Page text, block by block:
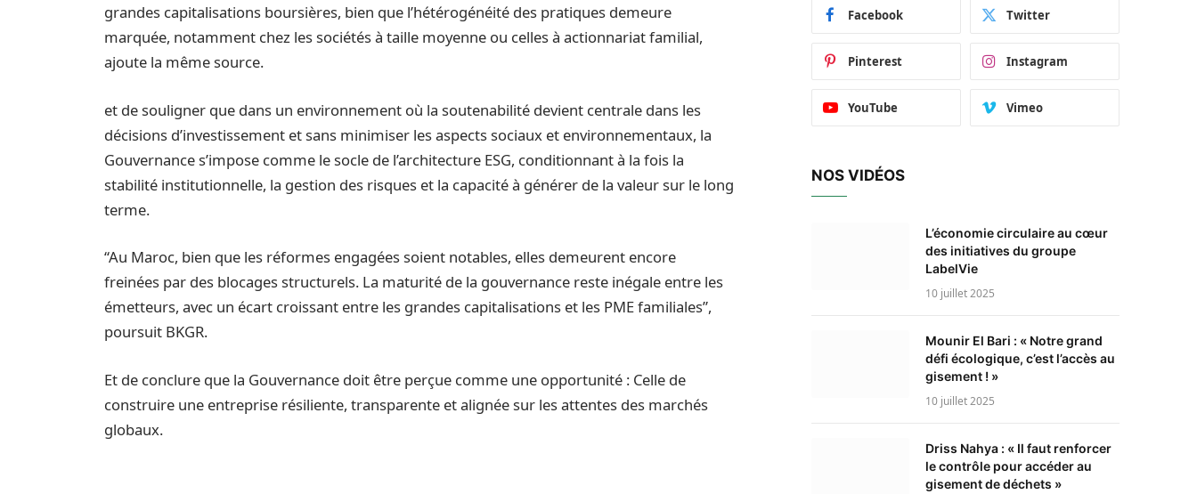
grandes capitalisations boursières, bien que l’hétérogénéité des pratiques demeure
marquée, notamment chez les sociétés à taille moyenne ou celles à actionnariat familial,
ajoute la même source.
et de souligner que dans un environnement où la soutenabilité devient centrale dans les
décisions d’investissement et sans minimiser les aspects sociaux et environnementaux, la
Gouvernance s’impose comme le socle de l’architecture ESG, conditionnant à la fois la
stabilité institutionnelle, la gestion des risques et la capacité à générer de la valeur sur le long
terme.
“Au Maroc, bien que les réformes engagées soient notables, elles demeurent encore
freinées par des blocages structurels. La maturité de la gouvernance reste inégale entre les
émetteurs, avec un écart croissant entre les grandes capitalisations et les PME familiales”,
poursuit BKGR.
Et de conclure que la Gouvernance doit être perçue comme une opportunité : Celle de
construire une entreprise résiliente, transparente et alignée sur les attentes des marchés
globaux.
Facebook Twitter
Pinterest Instagram
YouTube Vimeo
NOS VIDÉOS
L’économie circulaire au cœur
des initiatives du groupe
LabelVie
10 juillet 2025
Mounir El Bari : « Notre grand
défi écologique, c’est l’accès au
gisement ! »
10 juillet 2025
Driss Nahya : « Il faut renforcer
le contrôle pour accéder au
gisement de déchets »